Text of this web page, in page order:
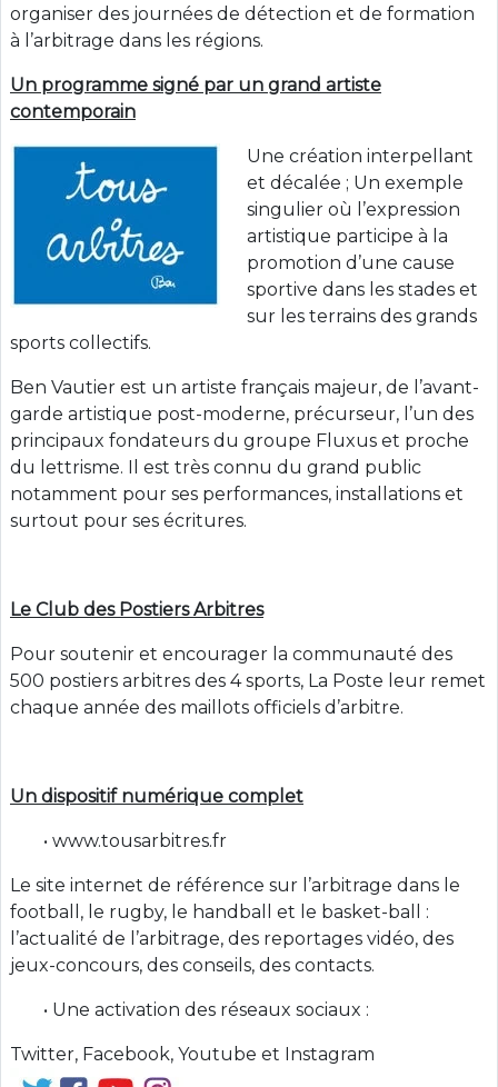
organiser des journées de détection et de formation
à l’arbitrage dans les régions.
Un programme signé par un grand artiste
contemporain
Une création interpellant
et décalée ; Un exemple
singulier où l’expression
artistique participe à la
promotion d’une cause
sportive dans les stades et
sur les terrains des grands
sports collectifs.
Ben Vautier est un artiste français majeur, de l’avant-
garde artistique post-moderne, précurseur, l’un des
principaux fondateurs du groupe Fluxus et proche
du lettrisme. Il est très connu du grand public
notamment pour ses performances, installations et
surtout pour ses écritures.
Le Club des Postiers Arbitres
Pour soutenir et encourager la communauté des
500 postiers arbitres des 4 sports, La Poste leur remet
chaque année des maillots officiels d’arbitre.
Un dispositif numérique complet
• www.tousarbitres.fr
Le site internet de référence sur l’arbitrage dans le
football, le rugby, le handball et le basket-ball :
l’actualité de l’arbitrage, des reportages vidéo, des
jeux-concours, des conseils, des contacts.
• Une activation des réseaux sociaux :
Twitter, Facebook, Youtube et Instagram